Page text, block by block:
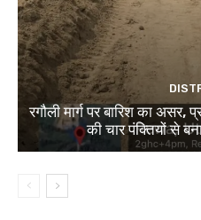
रगौली मार्ग पर बारिश का असर,
की चार पंक्तियों से